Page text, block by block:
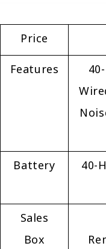
Price
Features
Battery
40-
Sales
Box